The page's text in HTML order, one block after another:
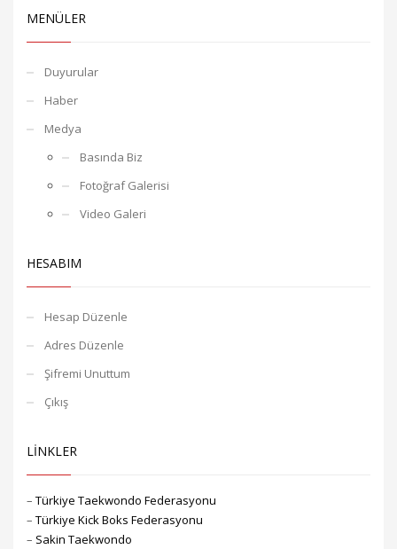
MENÜLER
Duyurular
Haber
Medya
Basında Biz
Fotoğraf Galerisi
Video Galeri
HESABIM
Hesap Düzenle
Adres Düzenle
Şifremi Unuttum
Çıkış
LİNKLER
– Türkiye Taekwondo Federasyonu
– Türkiye Kick Boks Federasyonu
– Sakin Taekwondo